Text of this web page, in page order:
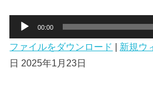
プ
レ
00:00
ファイルをダウンロード | 新規ウ
日 2025年1月23日